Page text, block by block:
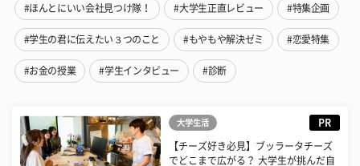
#ほんとにいい会社見つけ隊！ #大学生正直レビュー #特集企画
#学生の君に伝えたい３つのこと #もやもや解決ゼミ #恋愛特集
#お金の授業 #学生インタビュー #診断
大学生活 PR
【チーズ好き必見】ブッラータチーズ
でどこまで広がる？ 大学生が挑んだ自